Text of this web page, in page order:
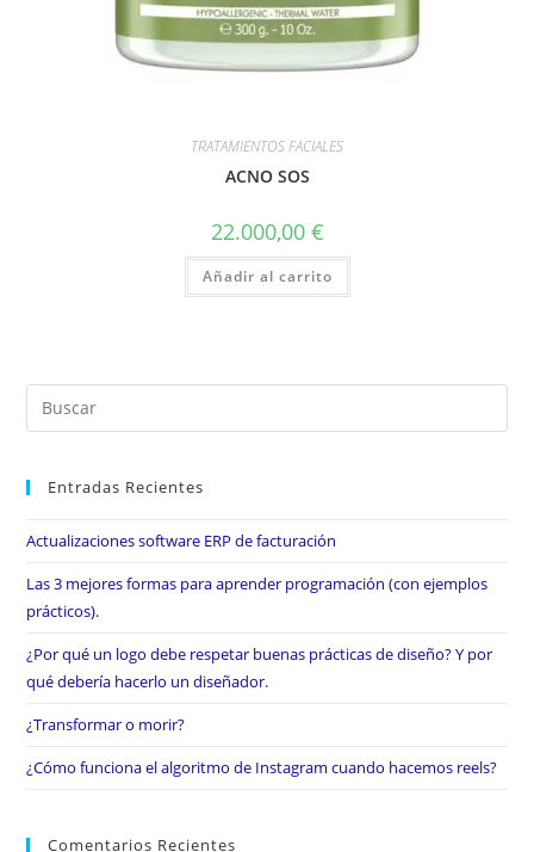
TRATAMIENTOS FACIALES
ACNO SOS
22.000,00 €
Añadir al carrito
Entradas Recientes
Actualizaciones software ERP de facturación
Las 3 mejores formas para aprender programación (con ejemplos
prácticos).
¿Por qué un logo debe respetar buenas prácticas de diseño? Y por
qué debería hacerlo un diseñador.
¿Transformar o morir?
¿Cómo funciona el algoritmo de Instagram cuando hacemos reels?
Comentarios Recientes